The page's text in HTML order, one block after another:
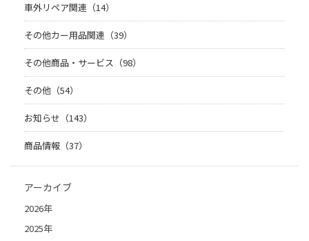
車外リペア関連（14）
その他カー用品関連（39）
その他商品・サービス（98）
その他（54）
お知らせ（143）
商品情報（37）
アーカイブ
2026年
2025年